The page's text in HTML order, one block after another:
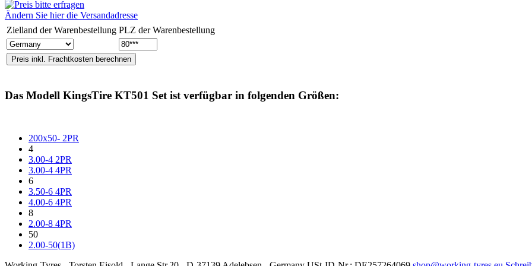
Ändern Sie hier die Versandadresse
Zielland der Warenbestellung PLZ der Warenbestellung
Das Modell KingsTire KT501 Set ist verfügbar in folgenden Größen:
200x50- 2PR
4
3.00-4 2PR
3.00-4 4PR
6
3.50-6 4PR
4.00-6 4PR
8
2.00-8 4PR
50
2.00-50(1B)